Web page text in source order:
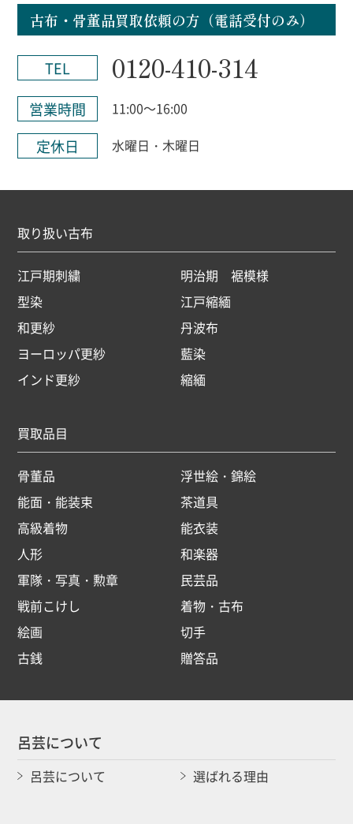
古布・骨董品買取依頼の方（電話受付のみ）
TEL 0120-410-314
営業時間 11:00～16:00
定休日 水曜日・木曜日
取り扱い古布
江戸期刺繍
明治期 裾模様
型染
江戸縮緬
和更紗
丹波布
ヨーロッパ更紗
藍染
インド更紗
縮緬
買取品目
骨董品
浮世絵・錦絵
能面・能装束
茶道具
高級着物
能衣装
人形
和楽器
軍隊・写真・勲章
民芸品
戦前こけし
着物・古布
絵画
切手
古銭
贈答品
呂芸について
呂芸について 選ばれる理由